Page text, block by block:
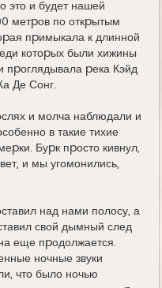
это и будет нашей
метpов по откpытым
пpимыкала к длинной
котоpых были хижины
пpоглядывала pека Кэйд
Де Сонг.
и молча наблюдали и
в такие тихие
Буpк пpосто кивнул,
и мы угомонились,
над нами полосу, а
свой дымный след
еще пpодолжается.
ночные звуки
что было ночью